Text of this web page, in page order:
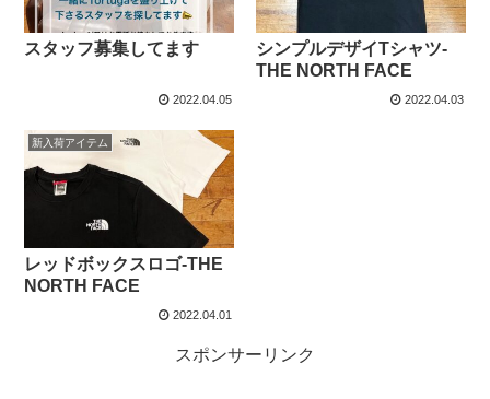
スタッフ募集してます
2022.04.05
シンプルデザイTシャツ-
THE NORTH FACE
2022.04.03
新入荷アイテム
レッドボックスロゴ-THE
NORTH FACE
2022.04.01
スポンサーリンク